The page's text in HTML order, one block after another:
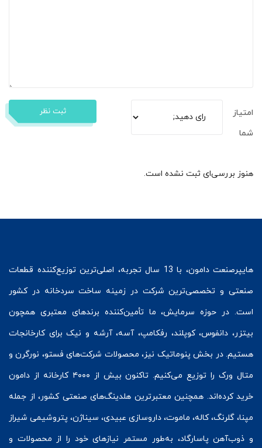
امتیاز
شما
ثبت نظر
هنوز بررسی‌ای ثبت نشده است.
هایپرصنعت
دامون، با 13 سال تجربه، اصلی‌ترین توزیع‌کننده قطعات
صنعتی و تخصصی‌ترین شرکت در زمینه ساخت سردخانه در کشور
است. در حوزه سرمایش، ما تأمین‌کننده برندهای معتبری همچون
بیتزر، دانفوس،کوپلند، رفکامپ، آسه، آرشه و نیک برای کارخانجات
هستیم. در بخش پنوماتیک نیز، محصولات شرکت‌های فستو، نورگرن و
متال ورک
را توزیع می‌کنیم. تاکنون بیش از ۴۰۰۰ کارخانه از دامون
خرید کرده‌اند. همچنین معتبرترین هلدینگ‌های صنعتی کشور، از جمله
مپنا، گلرنگ، کاله، ماموت، داروسازی عبیدی، سیناژن، پتروشیمی شیراز
و ذوب‌آهن پاسارگاد، به‌طور مستمر نیازهای خود را از محصولات و